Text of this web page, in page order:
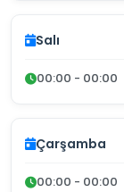
Salı
00:00 - 00:00
Çarşamba
00:00 - 00:00